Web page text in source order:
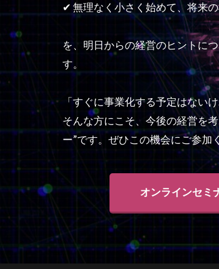
✔ 無理なく小さく始めて、将来
を、明日からの経営のヒントに
す。
「すぐに事業化する予定はない
そんな方にこそ、今後の経営を
ー”です。ぜひこの機会にご参加
オンラインセミ